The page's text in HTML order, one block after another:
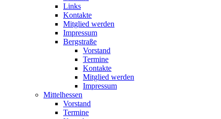
Links
Kontakte
Mitglied werden
Impressum
Bergstraße
Vorstand
Termine
Kontakte
Mitglied werden
Impressum
Mittelhessen
Vorstand
Termine